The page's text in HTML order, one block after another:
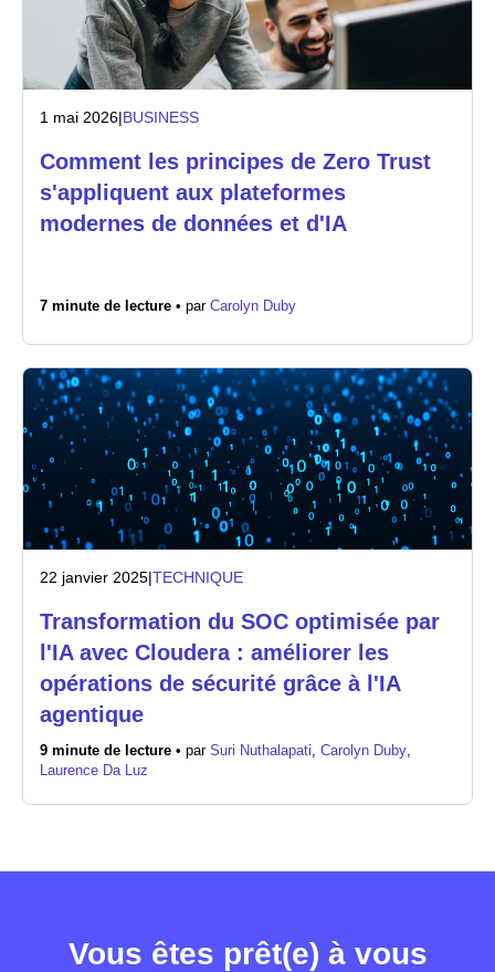
Assurance
Télécommunications
Technologie
Secteur public
Santé
Éducation
Salle de presse
1 mai 2026|BUSINESS
Comment les principes de Zero Trust
s'appliquent aux plateformes
modernes de données et d'IA
7 minute de lecture • par Carolyn Duby
22 janvier 2025|TECHNIQUE
Transformation du SOC optimisée par
l'IA avec Cloudera : améliorer les
opérations de sécurité grâce à l'IA
agentique
9 minute de lecture • par Suri Nuthalapati, Carolyn Duby,
Laurence Da Luz
Vous êtes prêt(e) à vous